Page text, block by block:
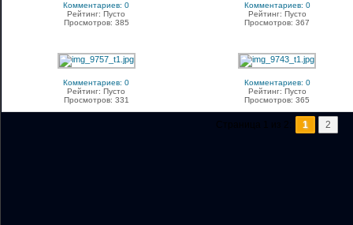
Комментариев: 0
Рейтинг: Пусто
Просмотров: 385
Комментариев: 0
Рейтинг: Пусто
Просмотров: 367
Комментариев: 0
Рейтинг: Пусто
Просмотров: 331
Комментариев: 0
Рейтинг: Пусто
Просмотров: 365
1 2